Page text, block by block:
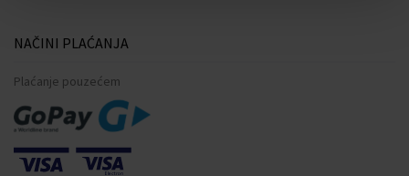
NAČINI PLAĆANJA
Plaćanje pouzećem